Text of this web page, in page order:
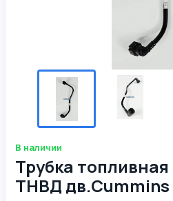
В наличии
Трубка
ТНВД дв.Cummins